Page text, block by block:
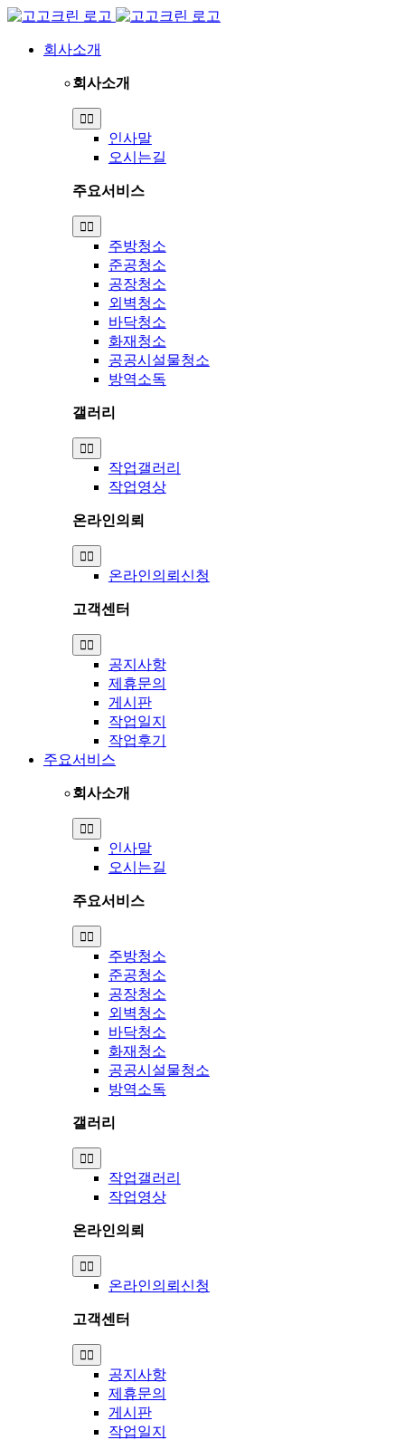
Skip
content회사소개
회사소개
Toggle
Navigation
인사말
오시는길
주요서비스
Toggle
Navigation
주방청소
준공청소
공장청소
외벽청소
바닥청소
화재청소
공공시설물청소
방역소독
갤러리
Toggle
Navigation
작업갤러리
작업영상
온라인의뢰
Toggle
Navigation
온라인의뢰신청
고객센터
Toggle
Navigation
공지사항
제휴문의
게시판
작업일지
작업후기
주요서비스
회사소개
Toggle
Navigation
인사말
오시는길
주요서비스
Toggle
Navigation
주방청소
준공청소
공장청소
외벽청소
바닥청소
화재청소
공공시설물청소
방역소독
갤러리
Toggle
Navigation
작업갤러리
작업영상
온라인의뢰
Toggle
Navigation
온라인의뢰신청
고객센터
Toggle
Navigation
공지사항
제휴문의
게시판
작업일지